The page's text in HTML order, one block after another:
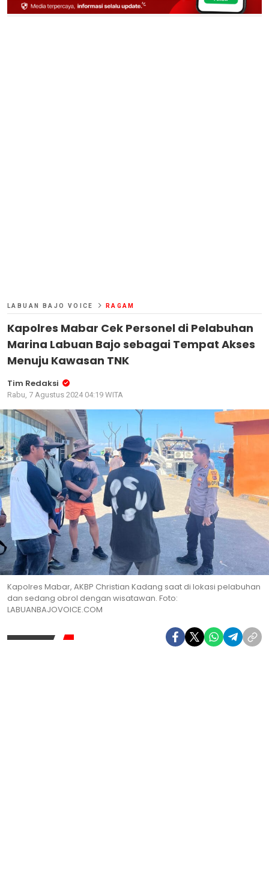
LABUAN BAJO VOICE RAGAM
Kapolres Mabar Cek Personel di Pelabuhan
Marina Labuan Bajo sebagai Tempat Akses
Menuju Kawasan TNK
Tim Redaksi
Rabu, 7 Agustus 2024 04:19 WITA
Kapolres Mabar, AKBP Christian Kadang saat di lokasi pelabuhan
dan sedang obrol dengan wisatawan. Foto:
LABUANBAJOVOICE.COM